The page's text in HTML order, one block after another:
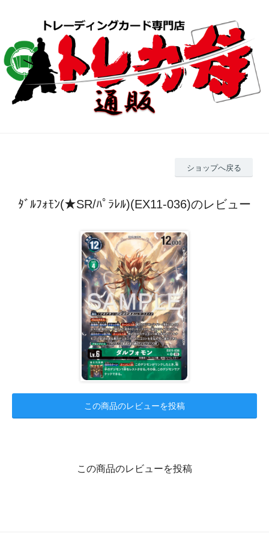
ショップへ戻る
ﾀﾞﾙﾌｫﾓﾝ(★SR/ﾊﾟﾗﾚﾙ)(EX11-036)のレビュー
この商品のレビューを投稿
この商品のレビューを投稿